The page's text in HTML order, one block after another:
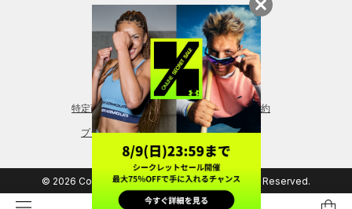
レギンス＆タイツ
特定商取引法に基づく通販の表記 会員規約
プライバシーポリシー
© 2026 Copyright DOME Corporation. All Rights Reserved.